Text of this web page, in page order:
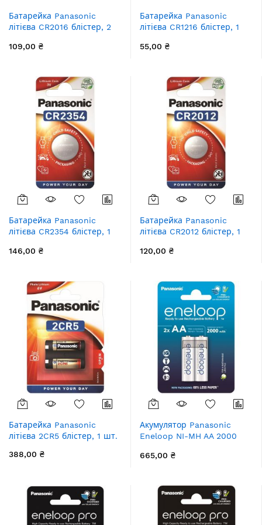
Батарейка Panasonic
літієва CR2016 блістер, 2
109,00 ₴
Батарейка Panasonic
літієва CR1216 блістер, 1
55,00 ₴
Батарейка Panasonic
літієва CR2354 блістер, 1
146,00 ₴
Батарейка Panasonic
літієва CR2012 блістер, 1
120,00 ₴
Батарейка Panasonic
літієва 2CR5 блістер, 1 шт.
388,00 ₴
Акумулятор Panasonic
Eneloop NI-MH AA 2000
665,00 ₴